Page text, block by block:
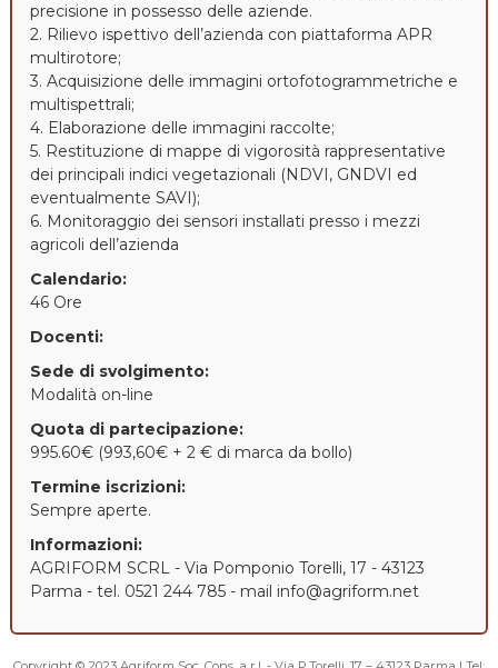
precisione in possesso delle aziende.
2. Rilievo ispettivo dell’azienda con piattaforma APR
multirotore;
3. Acquisizione delle immagini ortofotogrammetriche e
multispettrali;
4. Elaborazione delle immagini raccolte;
5. Restituzione di mappe di vigorosità rappresentative
dei principali indici vegetazionali (NDVI, GNDVI ed
eventualmente SAVI);
6. Monitoraggio dei sensori installati presso i mezzi
agricoli dell’azienda
Calendario:
46 Ore
Docenti:
Sede di svolgimento:
Modalità on-line
Quota di partecipazione:
995.60€ (993,60€ + 2 € di marca da bollo)
Termine iscrizioni:
Sempre aperte.
Informazioni:
AGRIFORM SCRL - Via Pomponio Torelli, 17 - 43123
Parma - tel. 0521 244 785 - mail info@agriform.net